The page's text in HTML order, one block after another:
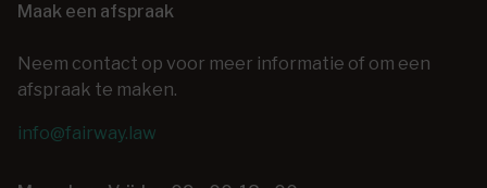
Maak een afspraak
Neem contact op voor meer informatie of om een
afspraak te maken.
info@fairway.law